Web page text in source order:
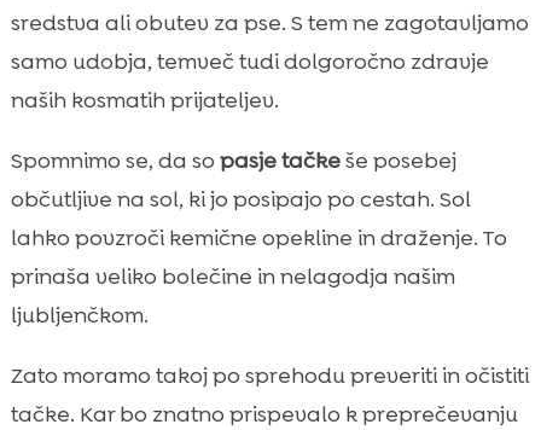
sredstva ali obutev za pse. S tem ne zagotavljamo
samo udobja, temveč tudi dolgoročno zdravje
naših kosmatih prijateljev.
Spomnimo se, da so pasje tačkeše posebej
občutljive na sol, ki jo posipajo po cestah. Sol
lahko povzroči kemične opekline in draženje. To
prinaša veliko bolečine in nelagodja našim
ljubljenčkom.
Zato moramo takoj po sprehodu preveriti in očistiti
tačke. Kar bo znatno prispevalo k preprečevanju